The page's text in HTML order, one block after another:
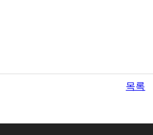
목록